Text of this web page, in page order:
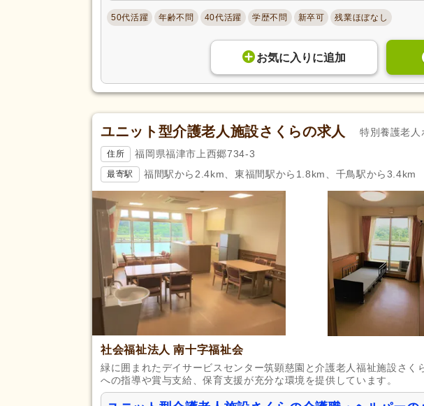
50代活躍 年齢不問 40代活躍 学歴不問 新卒可 残業ほぼなし
お気に入り に追加
ユニット型介護老人施設さくらの求人 特別養護老人
住所 福岡県福津市上西郷734-3
最寄駅 福間駅から2.4km、東福間駅から1.8km、千鳥駅から3.4km
社会福祉法人 南十字福祉会
緑に囲まれたデイサービスセンター筑顕慈園と介護老人福祉施設さ
への指導や賞与支給、保育支援が充分な環境を提供しています。